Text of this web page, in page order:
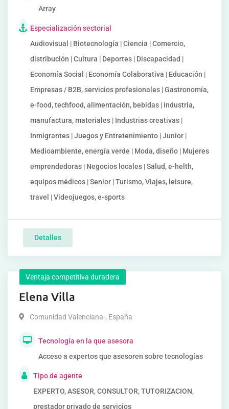
Array
Especialización sectorial
Audiovisual | Biotecnología | Ciencia | Comercio,
distribución | Cultura | Deportes | Discapacidad |
Economía Social | Economía Colaborativa | Educación |
Empresas / B2B, servicios profesionales | Gastronomía,
e-food, techfood, alimentación, bebidas | Industria,
manufactura, materiales | Industrias creativas |
Inmigrantes | Juegos y Entretenimiento | Junior |
Medioambiente, energía verde | Moda, diseño | Mujeres
emprendedoras | Negocios locales | Salud, e-helth,
equipos médicos | Senior | Turismo, Viajes, leisure,
travel | Videojuegos, e-sports
Detalles
Ventaja competitiva duradera
Elena Villa
Comunidad Valenciana-, España
Tecnología en la que asesora
Acceso a expertos que asesoren sobre tecnologías
Tipo de agente
EXPERTO, ASESOR, CONSULTOR, TUTORIZACION,
prestador privado de servicios